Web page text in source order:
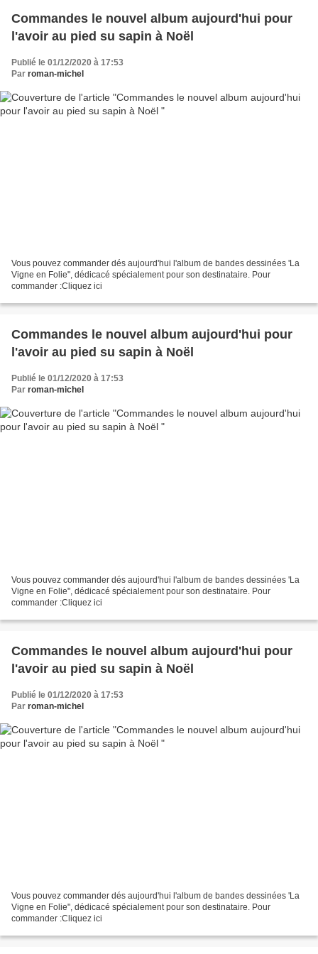
Commandes le nouvel album aujourd'hui pour
l'avoir au pied su sapin à Noël
Publié le 01/12/2020 à 17:53
Par roman-michel
Vous pouvez commander dés aujourd'hui l'album de bandes dessinées 'La
Vigne en Folie", dédicacé spécialement pour son destinataire. Pour
commander :Cliquez ici
Commandes le nouvel album aujourd'hui pour
l'avoir au pied su sapin à Noël
Publié le 01/12/2020 à 17:53
Par roman-michel
Vous pouvez commander dés aujourd'hui l'album de bandes dessinées 'La
Vigne en Folie", dédicacé spécialement pour son destinataire. Pour
commander :Cliquez ici
Commandes le nouvel album aujourd'hui pour
l'avoir au pied su sapin à Noël
Publié le 01/12/2020 à 17:53
Par roman-michel
Vous pouvez commander dés aujourd'hui l'album de bandes dessinées 'La
Vigne en Folie", dédicacé spécialement pour son destinataire. Pour
commander :Cliquez ici